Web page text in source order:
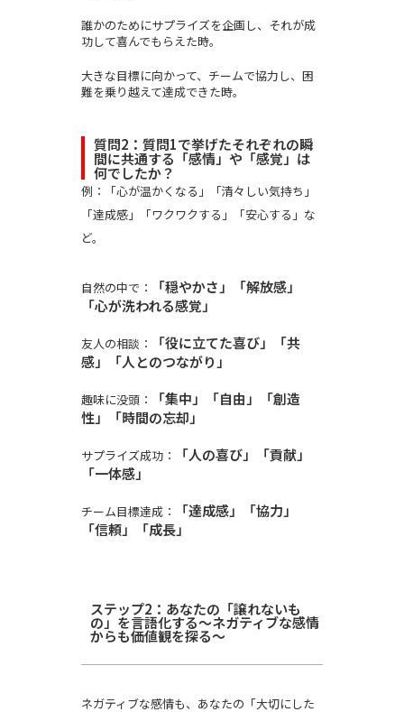
誰かのためにサプライズを企画し、それが成
功して喜んでもらえた時。
大きな目標に向かって、チームで協力し、困
難を乗り越えて達成できた時。
質問2：質問1で挙げたそれぞれの瞬
間に共通する「感情」や「感覚」は
何でしたか？
例：「心が温かくなる」「清々しい気持ち」
「達成感」「ワクワクする」「安心する」な
ど。
自然の中で：
「穏やかさ」「解放感」
「心が洗われる感覚」
友人の相談：
「役に立てた喜び」「共
感」「人とのつながり」
趣味に没頭：
「集中」「自由」「創造
性」「時間の忘却」
サプライズ成功：
「人の喜び」「貢献」
「一体感」
チーム目標達成：
「達成感」「協力」
「信頼」「成長」
ステップ2：あなたの「譲れないも
の」を言語化する〜ネガティブな感情
からも価値観を探る〜
ネガティブな感情も、あなたの「大切にした